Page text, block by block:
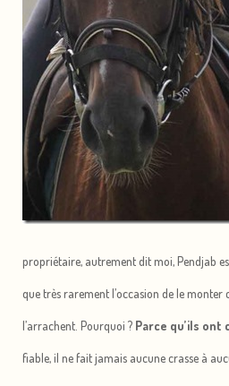
propriétaire, autrement dit moi, Pendjab
que très rarement l’occasion de le monter
l’arrachent. Pourquoi ? Parce qu’ils ont
fiable, il ne fait jamais aucune crasse à